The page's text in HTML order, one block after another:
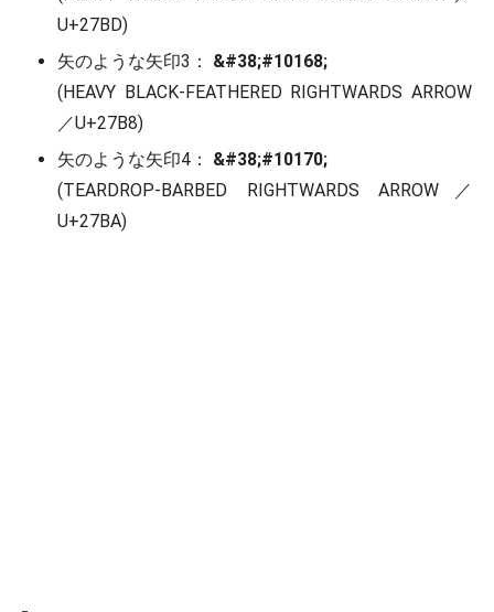
U+27BD)
矢のような矢印3： &#38;#10168;
(HEAVY BLACK-FEATHERED RIGHTWARDS ARROW
／U+27B8)
矢のような矢印4： &#38;#10170;
(TEARDROP-BARBED RIGHTWARDS ARROW／
U+27BA)